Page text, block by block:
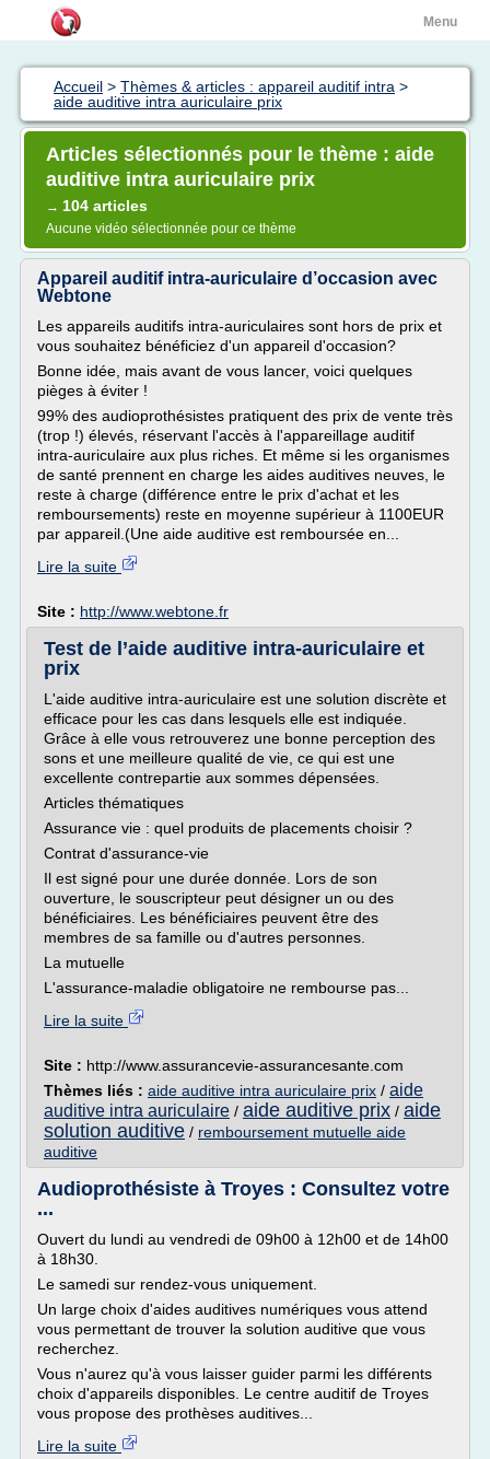
Menu
Accueil > Thèmes & articles : appareil auditif intra >
aide auditive intra auriculaire prix
Articles sélectionnés pour le thème : aide
auditive intra auriculaire prix
→ 104 articles
Aucune vidéo sélectionnée pour ce thème
Appareil auditif intra-auriculaire d’occasion avec
Webtone
Les appareils auditifs intra-auriculaires sont hors de prix et
vous souhaitez bénéficiez d'un appareil d'occasion?
Bonne idée, mais avant de vous lancer, voici quelques
pièges à éviter !
99% des audioprothésistes pratiquent des prix de vente très
(trop !) élevés, réservant l'accès à l'appareillage auditif
intra-auriculaire aux plus riches. Et même si les organismes
de santé prennent en charge les aides auditives neuves, le
reste à charge (différence entre le prix d'achat et les
remboursements) reste en moyenne supérieur à 1100EUR
par appareil.(Une aide auditive est remboursée en...
Lire la suite
Site : http://www.webtone.fr
Test de l’aide auditive intra-auriculaire et
prix
L'aide auditive intra-auriculaire est une solution discrète et
efficace pour les cas dans lesquels elle est indiquée.
Grâce à elle vous retrouverez une bonne perception des
sons et une meilleure qualité de vie, ce qui est une
excellente contrepartie aux sommes dépensées.
Articles thématiques
Assurance vie : quel produits de placements choisir ?
Contrat d'assurance-vie
Il est signé pour une durée donnée. Lors de son
ouverture, le souscripteur peut désigner un ou des
bénéficiaires. Les bénéficiaires peuvent être des
membres de sa famille ou d'autres personnes.
La mutuelle
L'assurance-maladie obligatoire ne rembourse pas...
Lire la suite
Site : http://www.assurancevie-assurancesante.com
Thèmes liés : aide auditive intra auriculaire prix / aide
auditive intra auriculaire / aide auditive prix / aide
solution auditive / remboursement mutuelle aide
auditive
Audioprothésiste à Troyes : Consultez votre
...
Ouvert du lundi au vendredi de 09h00 à 12h00 et de 14h00
à 18h30.
Le samedi sur rendez-vous uniquement.
Un large choix d'aides auditives numériques vous attend
vous permettant de trouver la solution auditive que vous
recherchez.
Vous n'aurez qu'à vous laisser guider parmi les différents
choix d'appareils disponibles. Le centre auditif de Troyes
vous propose des prothèses auditives...
Lire la suite